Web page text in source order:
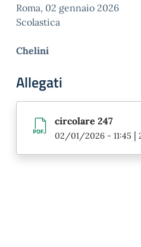
Roma, 02 gennaio
Scolastica
Chelini
Allegati
circolare 247
02/01/2026 - 11:45 |